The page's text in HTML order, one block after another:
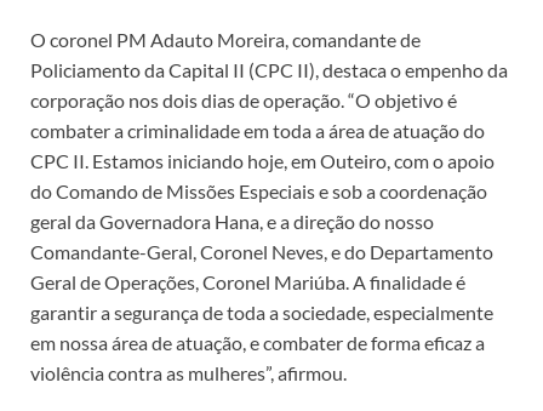
O coronel PM Adauto Moreira, comandante de
Policiamento da Capital II (CPC II), destaca o empenho da
corporação nos dois dias de operação. “O objetivo é
combater a criminalidade em toda a área de atuação do
CPC II. Estamos iniciando hoje, em Outeiro, com o apoio
do Comando de Missões Especiais e sob a coordenação
geral da Governadora Hana, e a direção do nosso
Comandante-Geral, Coronel Neves, e do Departamento
Geral de Operações, Coronel Mariúba. A finalidade é
garantir a segurança de toda a sociedade, especialmente
em nossa área de atuação, e combater de forma eficaz a
violência contra as mulheres”, afirmou.